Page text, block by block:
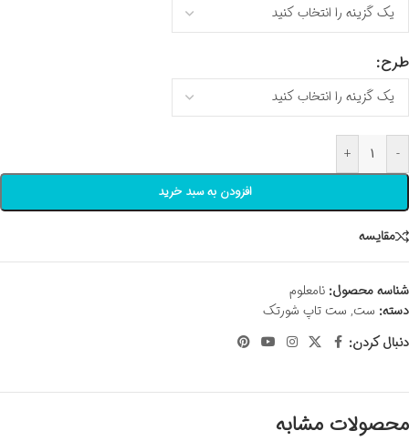
طرح
-
+
افزودن به سبد خرید
مقايسه
شناسه محصول: نامعلوم
دسته: ست, ست تاپ شورتک
دنبال کردن:
محصولات مشابه